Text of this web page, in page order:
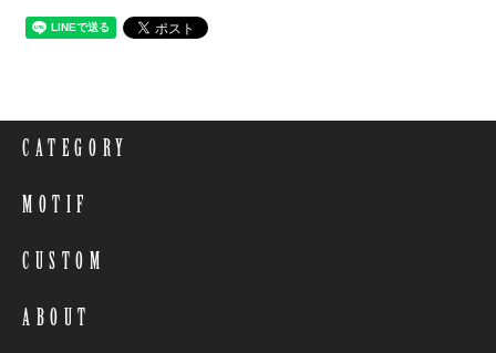
CATEGORY
MOTIF
CUSTOM
ABOUT